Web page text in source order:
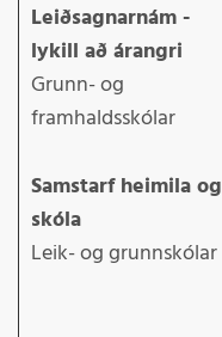
Leiðsagnarnám -
lykill að árangri
Grunn- og
framhaldsskólar
Samstarf heimila og
skóla
Leik- og grunnskólar